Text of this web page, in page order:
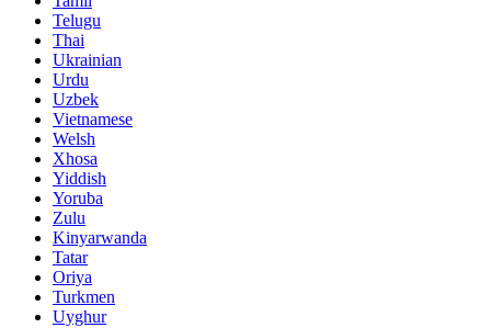
Telugu
Thai
Ukrainian
Urdu
Uzbek
Vietnamese
Welsh
Xhosa
Yiddish
Yoruba
Zulu
Kinyarwanda
Tatar
Oriya
Turkmen
Uyghur